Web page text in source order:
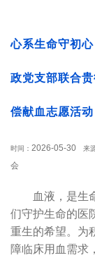
心系生命守初
政党支部联合
偿献血志愿活动
时间： 2026-05-30 来
会
血液，是生命
们守护生命的医
重生的希望。为
障临床用血需求